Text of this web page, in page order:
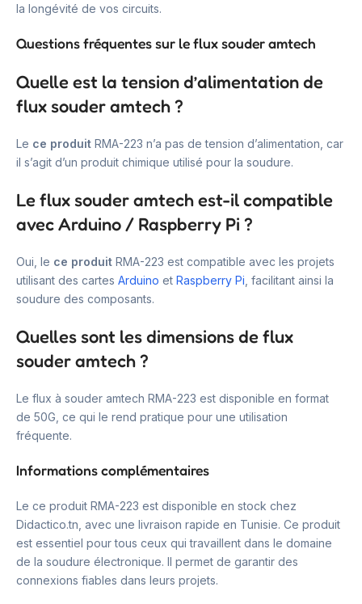
la longévité de vos circuits.
Questions fréquentes sur le flux souder amtech
Quelle est la tension d’alimentation de
flux souder amtech ?
Le ce produit RMA-223 n’a pas de tension d’alimentation, car
il s’agit d’un produit chimique utilisé pour la soudure.
Le flux souder amtech est-il compatible
avec Arduino / Raspberry Pi ?
Oui, le ce produit RMA-223 est compatible avec les projets
utilisant des cartes Arduino et Raspberry Pi , facilitant ainsi la
soudure des composants.
Quelles sont les dimensions de flux
souder amtech ?
Le flux à souder amtech RMA-223 est disponible en format
de 50G, ce qui le rend pratique pour une utilisation
fréquente.
Informations complémentaires
Le ce produit RMA-223 est disponible en stock chez
Didactico.tn, avec une livraison rapide en Tunisie. Ce produit
est essentiel pour tous ceux qui travaillent dans le domaine
de la soudure électronique. Il permet de garantir des
connexions fiables dans leurs projets.